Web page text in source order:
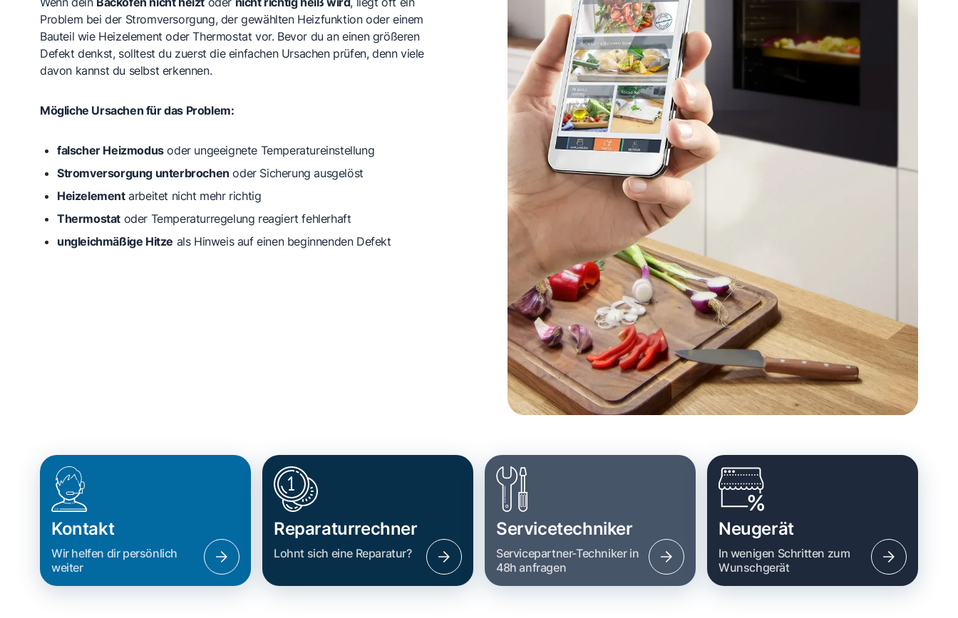
Problem bei der Stromversorgung, der gewählten Heizfunktion oder einem
Bauteil wie Heizelement oder Thermostat vor. Bevor du an einen größeren
Defekt denkst, solltest du zuerst die einfachen Ursachen prüfen, denn viele
davon kannst du selbst erkennen.
Mögliche Ursachen für das Problem:
falscher Heizmodusoder ungeeignete Temperatureinstellung
Stromversorgung unterbrochen oder Sicherung ausgelöst
Heizelementarbeitet nicht mehr richtig
Thermostat oder Temperaturregelung reagiert fehlerhaft
ungleichmäßige Hitze als Hinweis auf einen beginnenden Defekt
Kontakt
Wir helfen dir persönlich
weiter
Reparaturrechner
Lohnt sich eine Reparatur?
Servicetechniker
Servicepartner-Techniker in
48h anfragen
Neugerät
In wenigen Schritten zum
Wunschgerät